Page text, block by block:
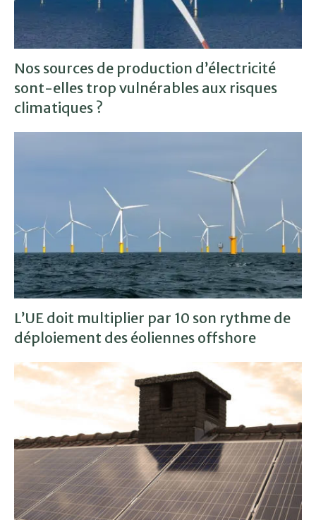
Nos sources de production d’électricité
sont-elles trop vulnérables aux risques
climatiques ?
L’UE doit multiplier par 10 son rythme de
déploiement des éoliennes offshore